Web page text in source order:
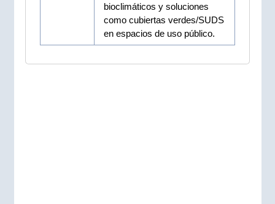
bioclimáticos y soluciones
como cubiertas verdes/SUDS
en espacios de uso público. ​